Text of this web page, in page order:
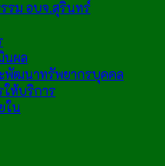
รม อบจ.สุรินทร์
นผล
พัฒนาทรัพยากรบุคคล
ให้บริการ
ใน